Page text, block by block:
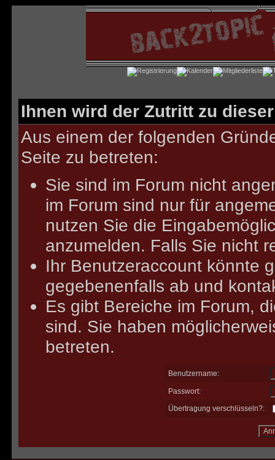
Ihnen wird der Zutritt zu
Aus einem der folgenden
Seite zu betreten:
Sie sind im Forum nicht
im Forum sind nur für
nutzen Sie die
anzumelden. Falls Sie nicht
Ihr Benutzeraccount könnte
gegebenenfalls ab und
Es gibt Bereiche im Forum,
sind. Sie haben
betreten.
Benutzername:
Passwort:
Übertragung verschlüsseln?: